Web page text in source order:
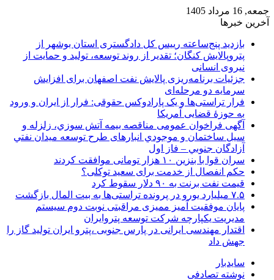
جمعه, 16 مرداد 1405
آخرین خبرها
بازدید پنج‌ساعته رییس کل دادگستری استان بوشهر از
پتروپالایش کنگان؛ تقدیر از روند توسعه، تولید و حمایت از
نیروی انسانی
جزئیات برنامه‌ریزی پالایش نفت اصفهان برای افزایش
سرمایه دو مرحله‌ای
فرار تراستی‌ها و یک پارادوکس حقوقی: فرار از ایران و ورود
به حوزۀ قضایی آمریکا
آگهی فراخوان عمومی مناقصه بيمه آتش سوزي، زلزله و
سیل ساختمان و موجودي انبارهای طرح توسعه ميدان نفتي
آزادگان جنوبي – فاز اول
سران قوا با بنزین ۱۰ هزار تومانی موافقت کردند
حکم انفصال از خدمت برای سعید توکلی؟
قیمت نفت برنت به ۹۰ دلار سقوط کرد
۷.۵ میلیارد یورو در پرونده تراستی‌ها به بیت المال بازگشت
پایان موفقیت آمیز ممیزی مراقبتی نوبت دوم سیستم
مدیریت یکپارچه شرکت توسعه پتروایران
اقتدار مهندسی ایرانی در پارس جنوبی ،پترو ایران تولید گاز را
جهش داد
سایدبار
نوشته تصادفی